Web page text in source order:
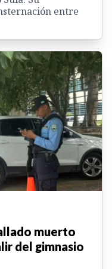
entre
muerto
del gimnasio